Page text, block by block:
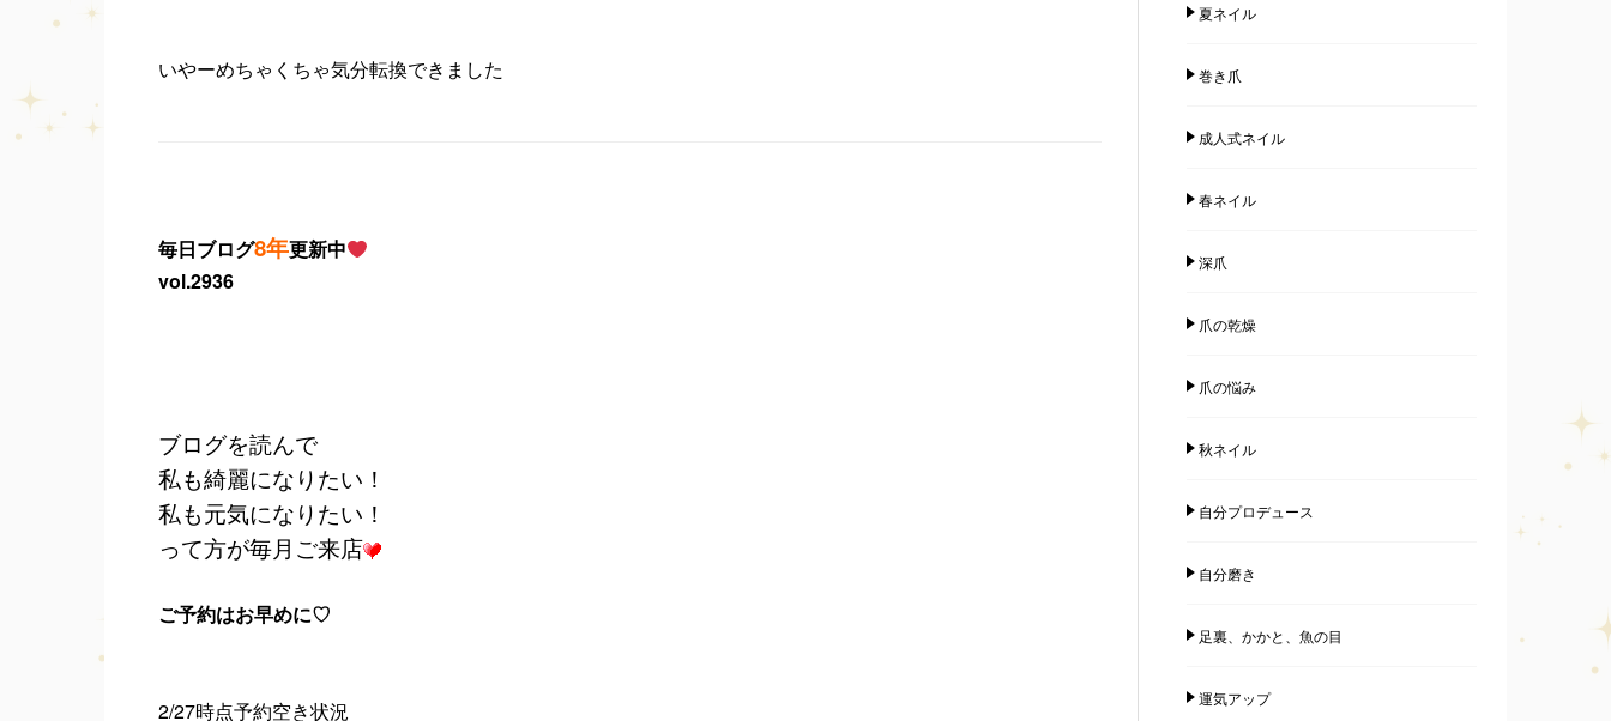
いやーめちゃくちゃ気分転換できました
毎日ブログ8年更新中
vol.2936
ブログを読んで
私も綺麗になりたい！
私も元気になりたい！
って方が毎月ご来店
ご予約はお早めに♡
2/27時点予約空き状況
夏ネイル
巻き爪
成人式ネイル
春ネイル
深爪
爪の乾燥
爪の悩み
秋ネイル
自分プロデュース
自分磨き
足裏、かかと、魚の目
運気アップ